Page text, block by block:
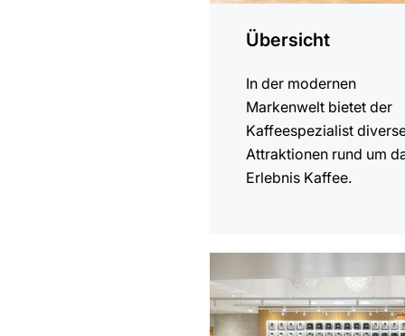
Übersicht
In der modernen
Markenwelt bietet der
Kaffeespezialist
Attraktionen rund um
Erlebnis Kaffee.
erfahren